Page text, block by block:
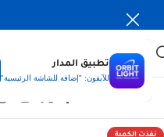
تطبيق المدار
للآيفون: "إضافة للشاشة الرئيسية"
نفذت الكمية